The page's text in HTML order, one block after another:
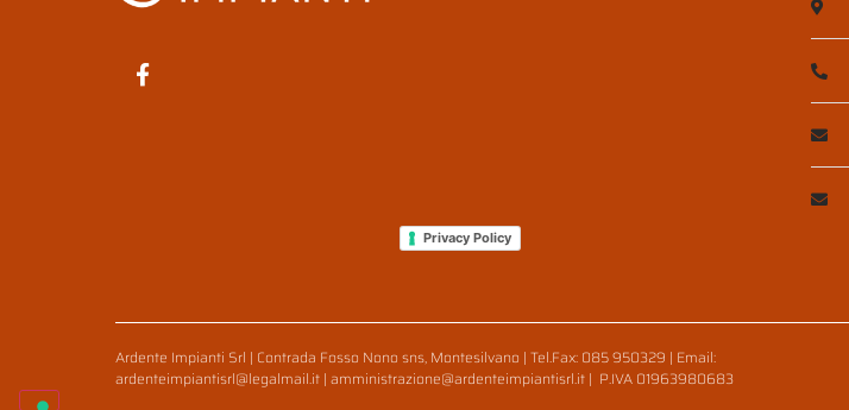
Privacy Policy
Ardente Impianti Srl | Contrada Fosso Nono sns, Montesilvano | Tel.Fax: 085 950329 | Email:
ardenteimpiantisrl@legalmail.it | amministrazione@ardenteimpiantisrl.it | P.IVA 01963980683